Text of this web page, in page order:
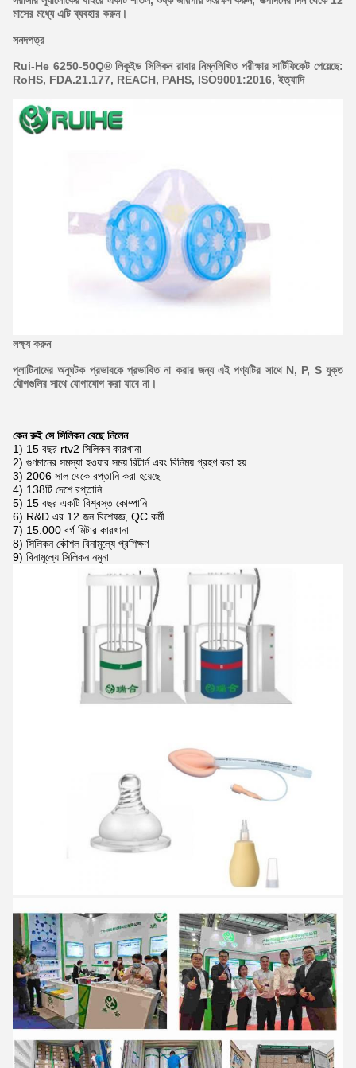
মাসের মধ্যে এটি ব্যবহার করুন।
সনদপত্র
Rui-He 6250-50Q® লিকুইড সিলিকন রাবার নিম্নলিখিত পরীক্ষার সার্টিফিকেট পেয়েছে:
RoHS, FDA.21.177, REACH, PAHS, ISO9001:2016, ইত্যাদি
লক্ষ্য করুন
প্লাটিনামের অনুঘটক প্রভাবকে প্রভাবিত না করার জন্য এই পণ্যটির সাথে N, P, S যুক্ত
যৌগগুলির সাথে যোগাযোগ করা যাবে না।
কেন রুই সে সিলিকন বেছে নিলেন
1) 15 বছর rtv2 সিলিকন কারখানা
2) গুণমানের সমস্যা হওয়ার সময় রিটার্ন এবং বিনিময় গ্রহণ করা হয়
3) 2006 সাল থেকে রপ্তানি করা হয়েছে
4) 138টি দেশে রপ্তানি
5) 15 বছর একটি বিশ্বস্ত কোম্পানি
6) R&D এর 12 জন বিশেষজ্ঞ, QC কর্মী
7) 15.000 বর্গ মিটার কারখানা
8) সিলিকন কৌশল বিনামূল্যে প্রশিক্ষণ
9) বিনামূল্যে সিলিকন নমুনা